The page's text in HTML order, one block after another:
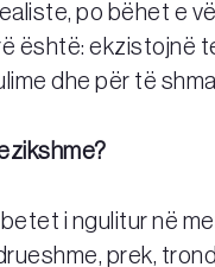
po bëhet e
është: ekzistojnë
dhe për të
i ngulitur në
prek,